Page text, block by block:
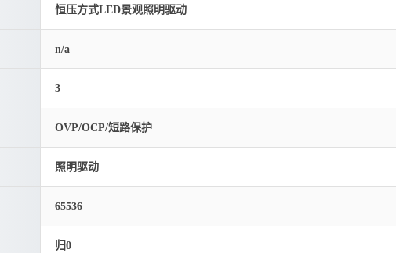
恒压方式LED景观照明驱动
n/a
3
OVP/OCP/短路保护
照明驱动
65536
归0